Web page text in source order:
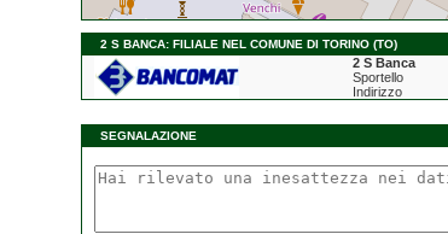
2 S BANCA: FILIALE NEL COMUNE DI TORINO (TO)
2 S Banca
Sportello
Indirizzo
SEGNALAZIONE